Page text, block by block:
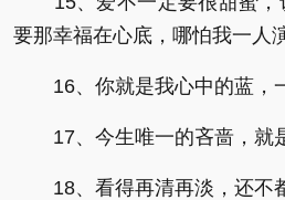
要那幸福在心底，哪怕我一人
16、你就是我心中的蓝，一
17、今生唯一的吝啬，就是
18、看得再清再淡，还不都